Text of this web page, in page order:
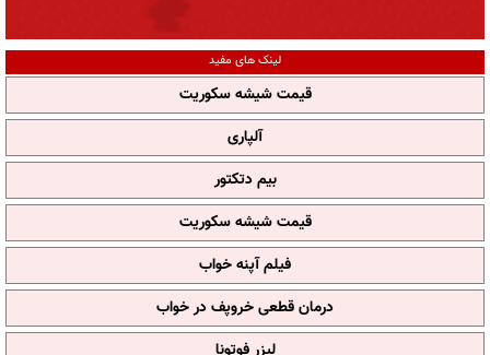
لینک های مفید
قیمت شیشه سکوریت
آلپاری
بیم دتکتور
قیمت شیشه سکوریت
فیلم آپنه خواب
درمان قطعی خروپف در خواب